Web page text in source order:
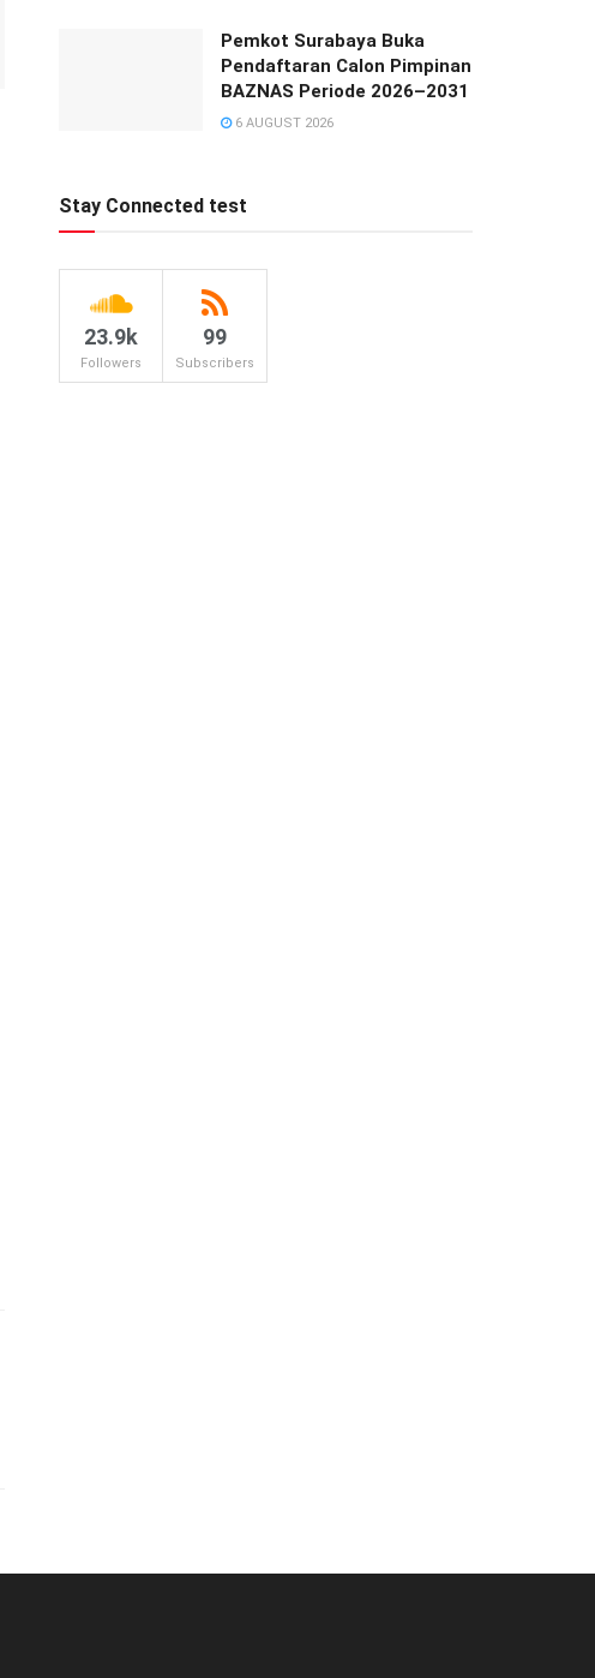
Pemkot Surabaya Buka
Pendaftaran Calon Pimpinan
BAZNAS Periode 2026–2031
6 AUGUST 2026
Stay Connected test
23.9k
Followers
99
Subscribers